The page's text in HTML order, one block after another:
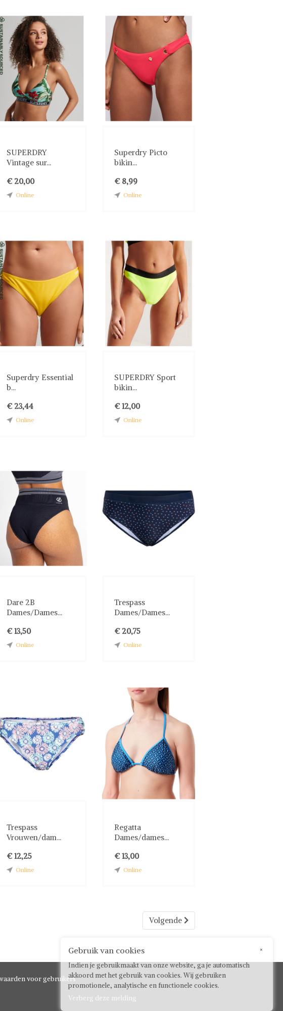
SUPERDRY
Vintage sur...
€ 20,00
Online
Superdry Picto
bikin...
€ 8,99
Online
Superdry Essential
b...
€ 23,44
Online
SUPERDRY Sport
bikin...
€ 12,00
Online
Dare 2B
Dames/Dames...
€ 13,50
Online
Trespass
Dames/Dames...
€ 20,75
Online
Trespass
Vrouwen/dam...
€ 12,25
Online
Regatta
Dames/dames...
€ 13,00
Online
Volgende
voor gebruikers
×
Gebruik van cookies
Indien je gebruikmaakt van onze website, ga je automatisch
akkoord met het gebruik van cookies. Wij gebruiken
promotionele, analytische en functionele cookies.
Verberg deze melding